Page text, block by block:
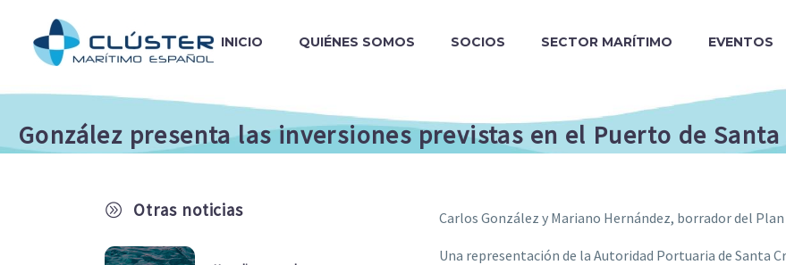
INICIO QUIÉNES SOMOS SOCIOS SECTOR MARÍTIMO EVENTOS
González presenta las inversiones previstas en el Puerto de Santa
A Otras noticias Carlos González y Mariano Hernández, borrador del
Una representación de la Autoridad Portuaria de Santa